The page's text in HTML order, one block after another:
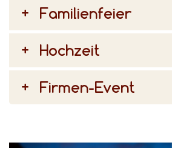
Familienfeier
Hochzeit
Firmen-Event